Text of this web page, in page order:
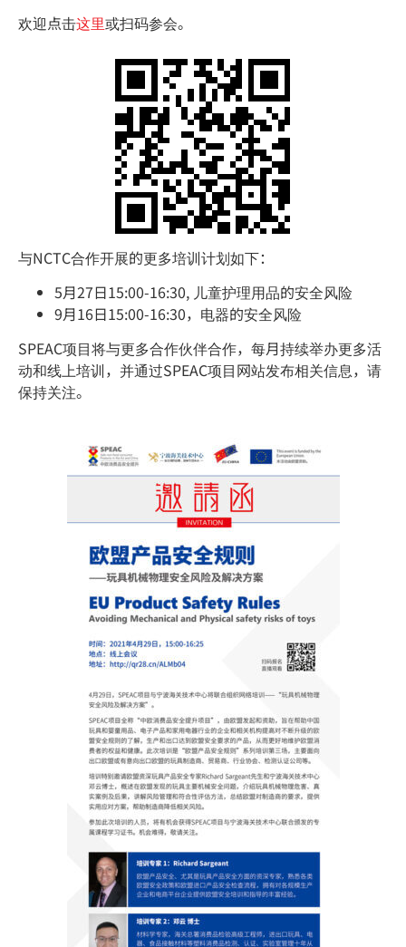
欢迎点击这里或扫码参会。
与NCTC合作开展的更多培训计划如下：
5月27日15:00-16:30, 儿童护理用品的安全风险
9月16日15:00-16:30，电器的安全风险
SPEAC项目将与更多合作伙伴合作，每月持续举办更多活
动和线上培训，并通过SPEAC项目网站发布相关信息，请
保持关注。